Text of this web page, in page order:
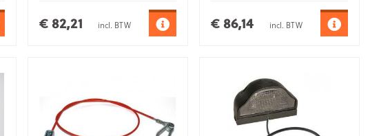
€ 82,21 incl. BTW € 86,14 incl. BTW